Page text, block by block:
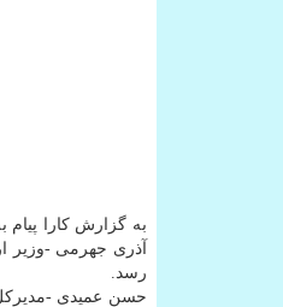
به گزارش کارا
آذری جهرمی -وزیر
رسد.
حسن عمیدی -مدیرکل